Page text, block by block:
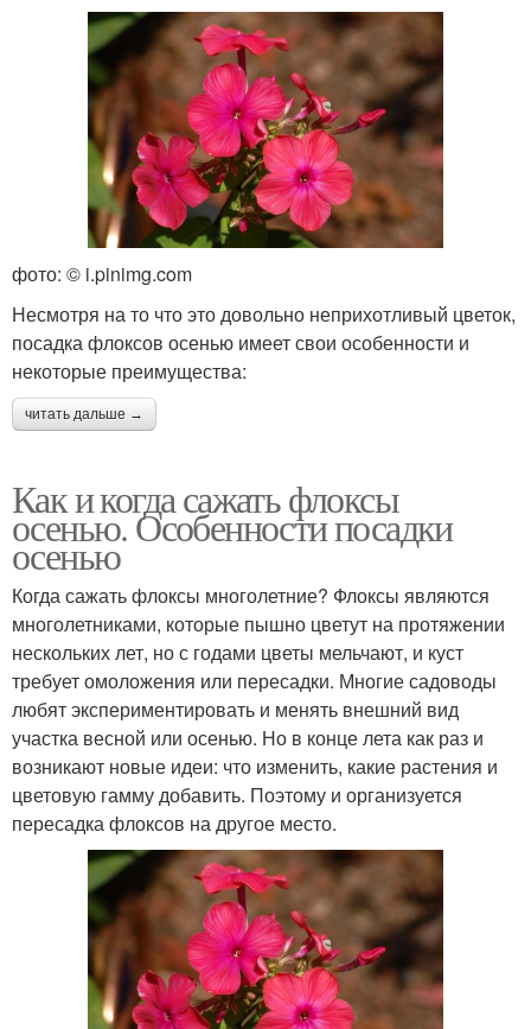
фото: © i.pinimg.com
Несмотря на то что это довольно неприхотливый цветок,
посадка флоксов осенью имеет свои особенности и
некоторые преимущества:
читать дальше →
Как и когда сажать флоксы
осенью. Особенности посадки
осенью
Когда сажать флоксы многолетние? Флоксы являются
многолетниками, которые пышно цветут на протяжении
нескольких лет, но с годами цветы мельчают, и куст
требует омоложения или пересадки. Многие садоводы
любят экспериментировать и менять внешний вид
участка весной или осенью. Но в конце лета как раз и
возникают новые идеи: что изменить, какие растения и
цветовую гамму добавить. Поэтому и организуется
пересадка флоксов на другое место.